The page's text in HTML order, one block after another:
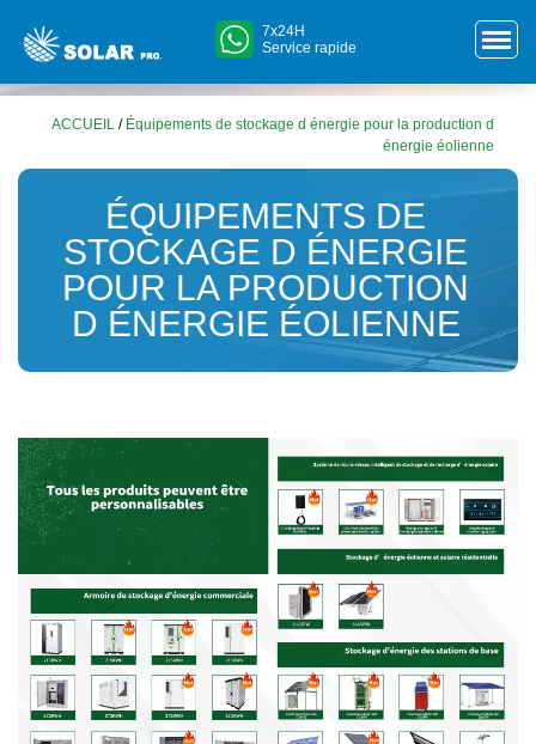
7x24H
Service rapide
ACCUEIL / Équipements de stockage d énergie pour la production d
énergie éolienne
ÉQUIPEMENTS DE
STOCKAGE D ÉNERGIE
POUR LA PRODUCTION
D ÉNERGIE ÉOLIENNE